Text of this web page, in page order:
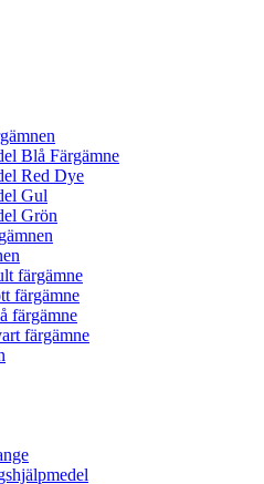
Blå Färgämne
Red Dye
Gul
Grön
färgämne
färgämne
färgämne
färgämne